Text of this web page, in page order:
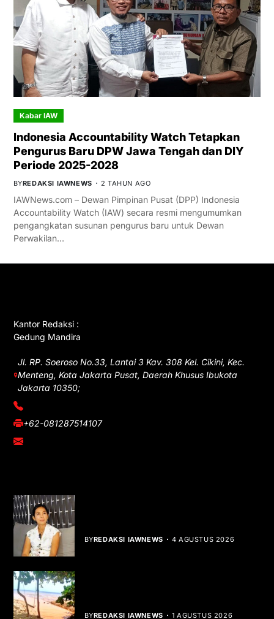
Kabar IAW
Indonesia Accountability Watch Tetapkan
Pengurus Baru DPW Jawa Tengah dan DIY
Periode 2025-2028
BYREDAKSI IAWNEWS 2 TAHUN AGO
IAWNews.com – Dewan Pimpinan Pusat (DPP) Indonesia
Accountability Watch (IAW) secara resmi mengumumkan
pengangkatan susunan pengurus baru untuk Dewan
Perwakilan…
Kantor Redaksi :
Gedung Mandira
Jl. RP. Soeroso No.33, Lantai 3 Kav. 308 Kel. Cikini, Kec.
Menteng, Kota Jakarta Pusat, Daerah Khusus Ibukota
Jakarta 10350;
(021) 3908026
+62-081287514107
adm@iawnews.com
BYREDAKSI IAWNEWS 4 AGUSTUS 2026
BYREDAKSI IAWNEWS 1 AGUSTUS 2026